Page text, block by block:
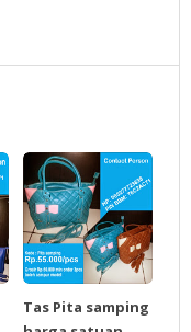
Tas Pita samping